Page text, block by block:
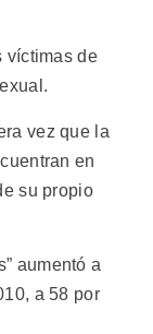
víctimas de
vez que la
en
su propio
aumentó a
a 58 por